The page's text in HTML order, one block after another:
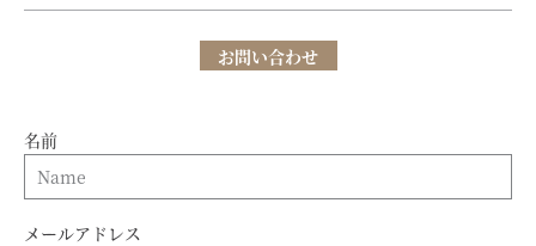
お問い合わせ
名前
メールアドレス